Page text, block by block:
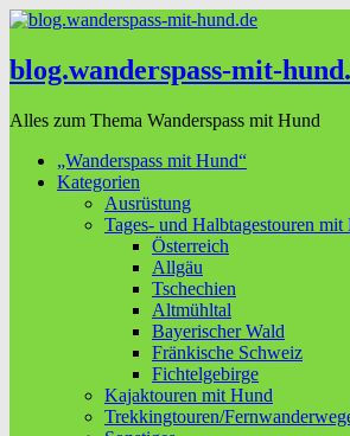
blog.wanderspass-mit-
Alles zum Thema Wanderspass mit Hund
„Wanderspass mit Hund“
Kategorien
Ausrüstung
Tages- und Halbtagestouren mit
Österreich
Allgäu
Tschechien
Altmühltal
Bayerischer Wald
Fränkische Schweiz
Fichtelgebirge
Kajaktouren mit Hund
Trekkingtouren/